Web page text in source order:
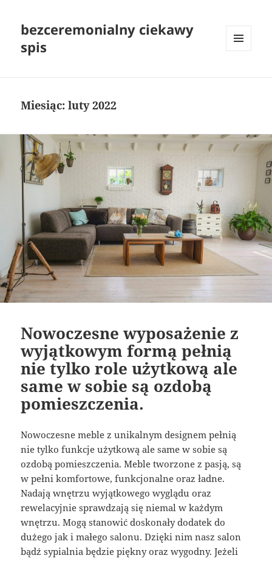
bezceremonialny ciekawy
spis
Miesiąc:luty 2022
Nowoczesne wyposażenie z
wyjątkowym formą pełnią
nie tylko role użytkową ale
same w sobie są ozdobą
pomieszczenia.
Nowoczesne meble z unikalnym designem pełnią
nie tylko funkcje użytkową ale same w sobie są
ozdobą pomieszczenia. Meble tworzone z pasją, są
w pełni komfortowe, funkcjonalne oraz ładne.
Nadają wnętrzu wyjątkowego wyglądu oraz
rewelacyjnie sprawdzają się niemal w każdym
wnętrzu. Mogą stanowić doskonały dodatek do
dużego jak i małego salonu. Dzięki nim nasz salon
bądź sypialnia będzie piękny oraz wygodny. Jeżeli